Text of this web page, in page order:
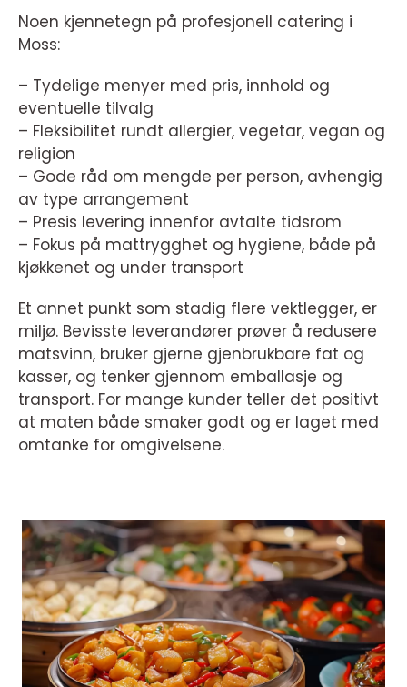
Noen kjennetegn på profesjonell catering i
Moss:
– Tydelige menyer med pris, innhold og
eventuelle tilvalg
– Fleksibilitet rundt allergier, vegetar, vegan og
religion
– Gode råd om mengde per person, avhengig
av type arrangement
– Presis levering innenfor avtalte tidsrom
– Fokus på mattrygghet og hygiene, både på
kjøkkenet og under transport
Et annet punkt som stadig flere vektlegger, er
miljø. Bevisste leverandører prøver å redusere
matsvinn, bruker gjerne gjenbrukbare fat og
kasser, og tenker gjennom emballasje og
transport. For mange kunder teller det positivt
at maten både smaker godt og er laget med
omtanke for omgivelsene.